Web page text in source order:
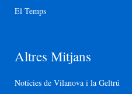
El Temps
Altres Mitjans
Notícies de Vilanova i la Geltrú